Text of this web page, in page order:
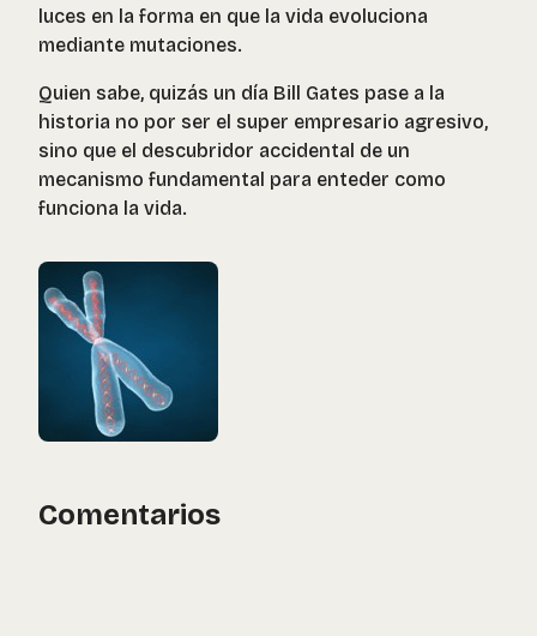
luces en la forma en que la vida evoluciona
mediante mutaciones.
Quien sabe, quizás un día Bill Gates pase a la
historia no por ser el super empresario agresivo,
sino que el descubridor accidental de un
mecanismo fundamental para enteder como
funciona la vida.
Comentarios